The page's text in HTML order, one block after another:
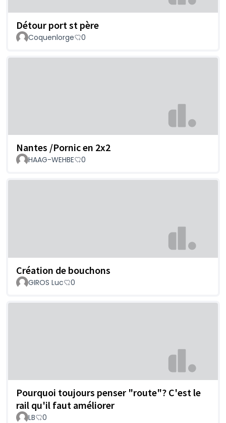
Détour port st père
Coquenlorge 0
Nantes /Pornic en 2x2
HAAG-WEHBE 0
Création de bouchons
GIROS Luc 0
Pourquoi toujours penser "route"? C'est le
rail qu'il faut améliorer
LB 0